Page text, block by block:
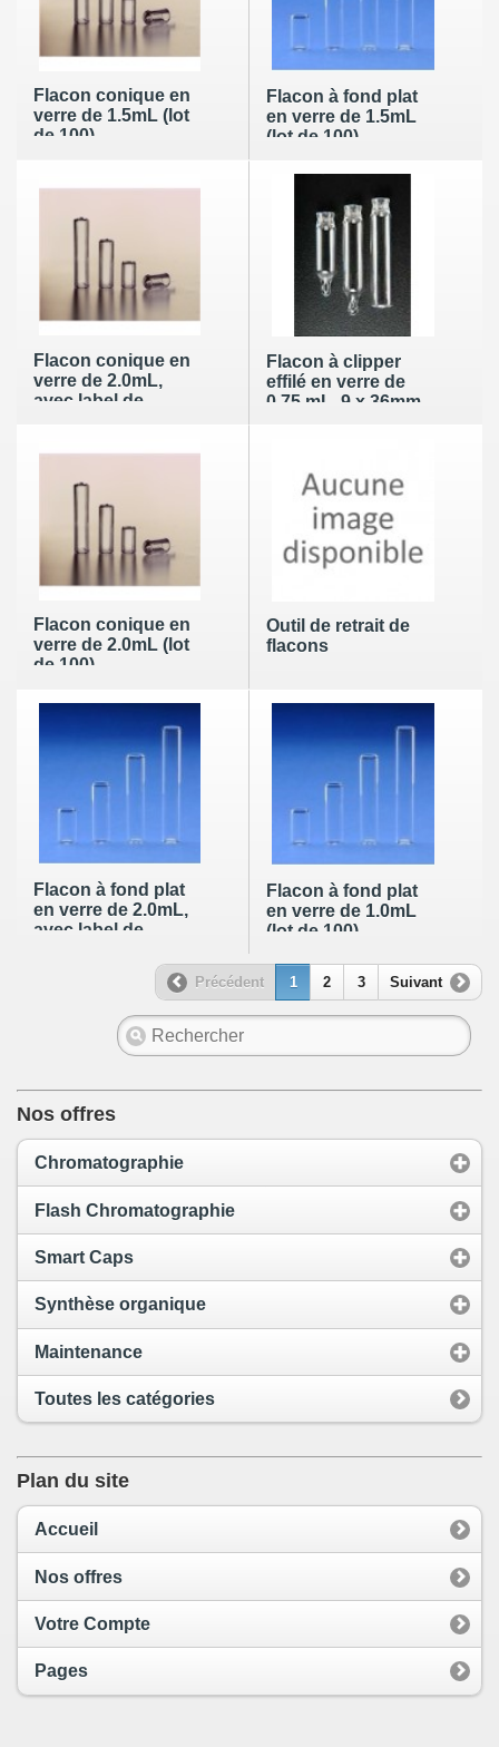
Flacon conique en
verre de 1.5mL (lot
de 100)
Flacon à fond plat
en verre de 1.5mL
(lot de 100)
Flacon conique en
verre de 2.0mL,
avec label de
Flacon à clipper
effilé en verre de
0.75 mL, 9 x 36mm,
Flacon conique en
verre de 2.0mL (lot
de 100)
Outil de retrait de
flacons
Flacon à fond plat
en verre de 2.0mL,
avec label de
Flacon à fond plat
en verre de 1.0mL
(lot de 100)
Précédent 1 2 3 Suivant
Nos offres
Chromatographie
Flash Chromatographie
Smart Caps
Synthèse organique
Maintenance
Toutes les catégories
Plan du site
Accueil
Nos offres
Votre Compte
Pages